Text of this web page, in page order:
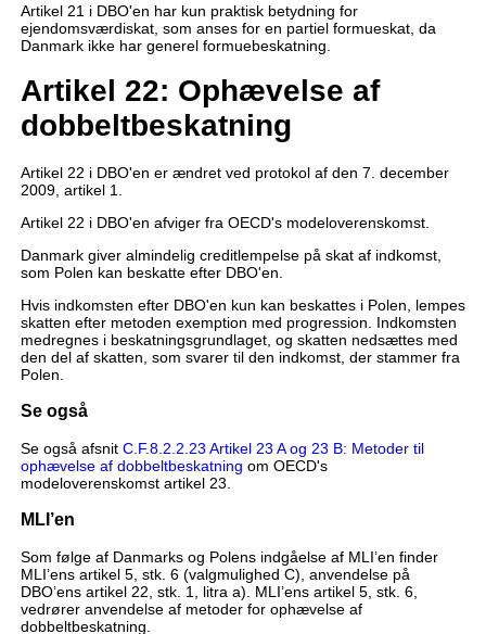
Artikel 21 i DBO'en har kun praktisk betydning for
ejendomsværdiskat, som anses for en partiel formueskat, da
Danmark ikke har generel formuebeskatning.
Artikel 22: Ophævelse af
dobbeltbeskatning
Artikel 22 i DBO'en er ændret ved protokol af den 7. december
2009, artikel 1.
Artikel 22 i DBO'en afviger fra OECD's modeloverenskomst.
Danmark giver almindelig creditlempelse på skat af indkomst,
som Polen kan beskatte efter DBO'en.
Hvis indkomsten efter DBO'en kun kan beskattes i Polen, lempes
skatten efter metoden exemption med progression. Indkomsten
medregnes i beskatningsgrundlaget, og skatten nedsættes med
den del af skatten, som svarer til den indkomst, der stammer fra
Polen.
Se også
Se også afsnit C.F.8.2.2.23 Artikel 23 A og 23 B: Metoder til
ophævelse af dobbeltbeskatning om OECD's
modeloverenskomst artikel 23.
MLI’en
Som følge af Danmarks og Polens indgåelse af MLI’en finder
MLI’ens artikel 5, stk. 6 (valgmulighed C), anvendelse på
DBO’ens artikel 22, stk. 1, litra a). MLI’ens artikel 5, stk. 6,
vedrører anvendelse af metoder for ophævelse af
dobbeltbeskatning.